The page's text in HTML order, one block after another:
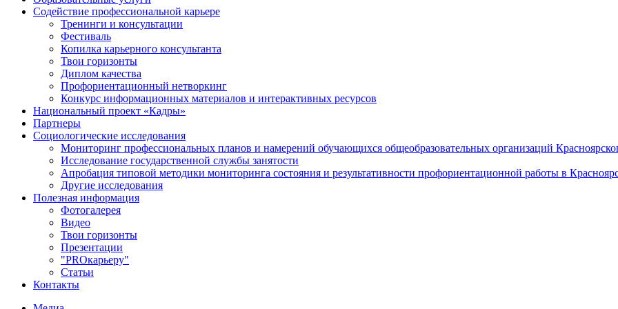
Содействие профессиональной карьере
Тренинги и консультации
Фестиваль
Копилка карьерного консультанта
Твои горизонты
Диплом качества
Профориентационный нетворкинг
Конкурс информационных материалов и интерактивных ресурсов
Национальный проект «Кадры»
Партнеры
Социологические исследования
Мониторинг профессиональных планов и намерений обучающихся общеобразовательных организаций
Исследование государственной службы занятости
Апробация типовой методики мониторинга состояния и результативности профориентационной работы в
Другие исследования
Полезная информация
Фотогалерея
Видео
Твои горизонты
Презентации
"PROкарьеру"
Статьи
Контакты